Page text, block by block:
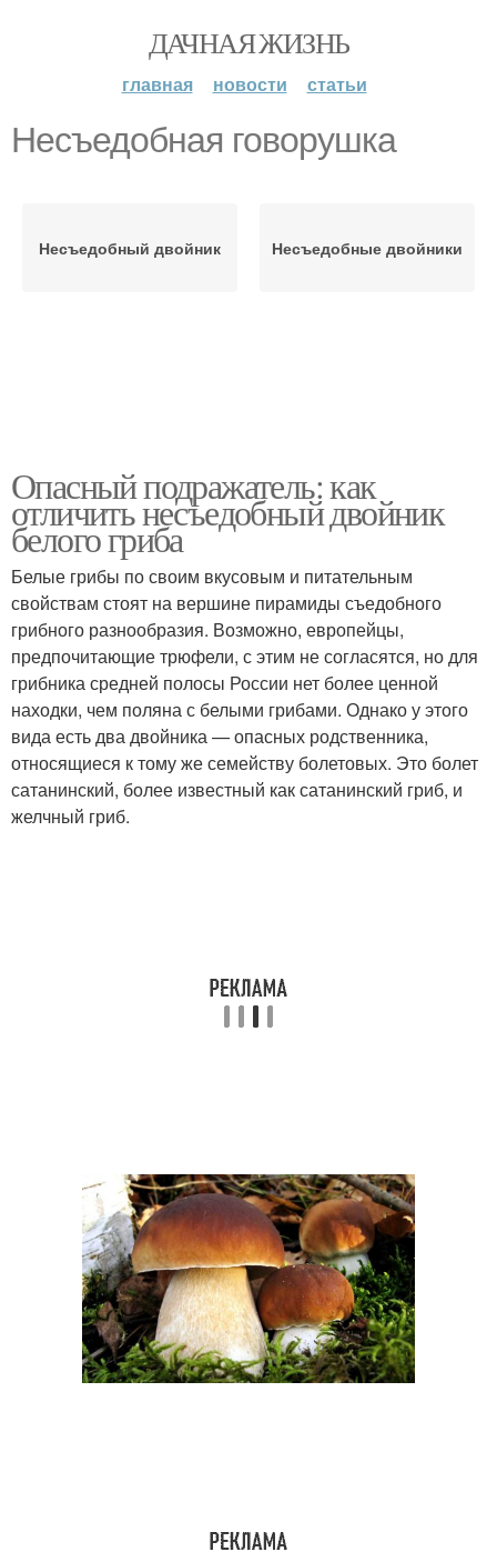
ДАЧНАЯ ЖИЗНЬ
главная новости статьи
Несъедобная говорушка
Несъедобный двойник Несъедобные двойники
Опасный подражатель: как
отличить несъедобный двойник
белого гриба
Белые грибы по своим вкусовым и питательным
свойствам стоят на вершине пирамиды съедобного
грибного разнообразия. Возможно, европейцы,
предпочитающие трюфели, с этим не согласятся, но для
грибника средней полосы России нет более ценной
находки, чем поляна с белыми грибами. Однако у этого
вида есть два двойника — опасных родственника,
относящиеся к тому же семейству болетовых. Это болет
сатанинский, более известный как сатанинский гриб, и
желчный гриб.